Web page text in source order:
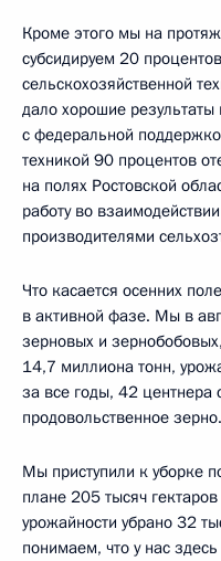
Кроме этого мы на
субсидируем 20
сельскохозяйственной
дало хорошие результаты
с федеральной
техникой 90 процентов
на полях Ростовской
работу во
производителями
Что касается осенних
в активной фазе. Мы в
зерновых и
14,7 миллиона тонн,
за все годы, 42 центнера
продовольственное зерно.
Мы приступили к уборке
плане 205 тысяч
урожайности убрано 32
понимаем, что у нас